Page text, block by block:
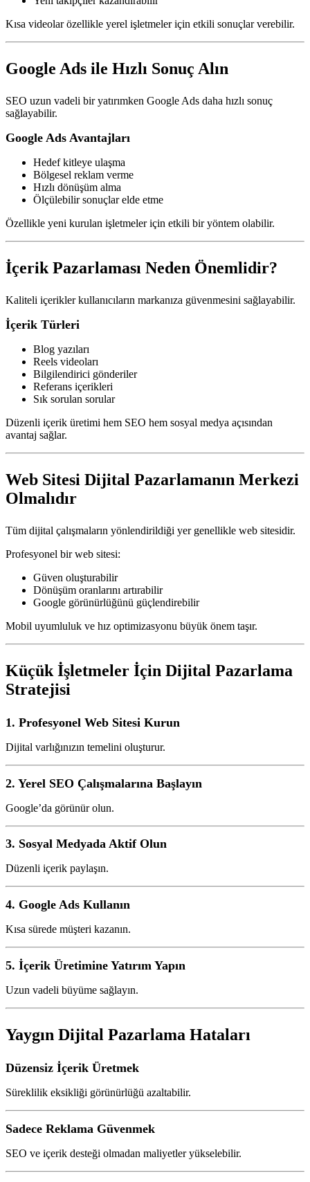
Kısa videolar özellikle yerel işletmeler için etkili sonuçlar verebilir.
Google Ads ile Hızlı Sonuç Alın
SEO uzun vadeli bir yatırımken Google Ads daha hızlı sonuç
sağlayabilir.
Google Ads Avantajları
Hedef kitleye ulaşma
Bölgesel reklam verme
Hızlı dönüşüm alma
Ölçülebilir sonuçlar elde etme
Özellikle yeni kurulan işletmeler için etkili bir yöntem olabilir.
İçerik Pazarlaması Neden Önemlidir?
Kaliteli içerikler kullanıcıların markanıza güvenmesini sağlayabilir.
İçerik Türleri
Blog yazıları
Reels videoları
Bilgilendirici gönderiler
Referans içerikleri
Sık sorulan sorular
Düzenli içerik üretimi hem SEO hem sosyal medya açısından
avantaj sağlar.
Web Sitesi Dijital Pazarlamanın Merkezi
Olmalıdır
Tüm dijital çalışmaların yönlendirildiği yer genellikle web sitesidir.
Profesyonel bir web sitesi:
Güven oluşturabilir
Dönüşüm oranlarını artırabilir
Google görünürlüğünü güçlendirebilir
Mobil uyumluluk ve hız optimizasyonu büyük önem taşır.
Küçük İşletmeler İçin Dijital Pazarlama
Stratejisi
1. Profesyonel Web Sitesi Kurun
Dijital varlığınızın temelini oluşturur.
2. Yerel SEO Çalışmalarına Başlayın
Google’da görünür olun.
3. Sosyal Medyada Aktif Olun
Düzenli içerik paylaşın.
4. Google Ads Kullanın
Kısa sürede müşteri kazanın.
5. İçerik Üretimine Yatırım Yapın
Uzun vadeli büyüme sağlayın.
Yaygın Dijital Pazarlama Hataları
Düzensiz İçerik Üretmek
Süreklilik eksikliği görünürlüğü azaltabilir.
Sadece Reklama Güvenmek
SEO ve içerik desteği olmadan maliyetler yükselebilir.